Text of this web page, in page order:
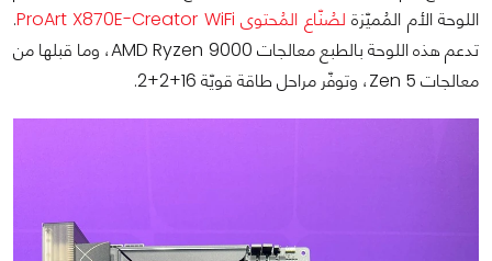
اللوحة الأم المُميّزة لصُنّاع المُحتوى ProArt X870E-Creator WiFi
.
تدعم هذه اللوحة بالطبع معالجات AMD Ryzen 9000، وما قبلها من
معالجات Zen 5، وتوفّر مراحل طاقة قويّة 16+2+2.